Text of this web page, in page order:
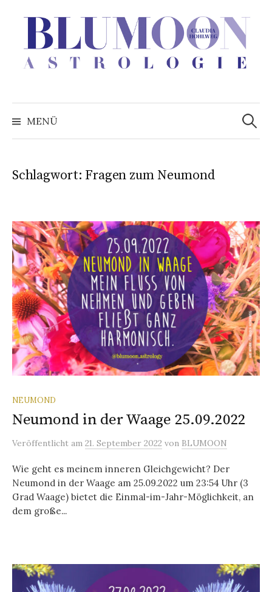
überspringen
MENÜ
Suchen
nach:
Schlagwort: Fragen zum Neumond
NEUMOND
Neumond in der Waage 25.09.2022
Veröffentlicht am 21. September 2022 von BLUMOON
Wie geht es meinem inneren Gleichgewicht? Der
Neumond in der Waage am 25.09.2022 um 23:54 Uhr (3
Grad Waage) bietet die Einmal-im-Jahr-Möglichkeit, an
dem große...